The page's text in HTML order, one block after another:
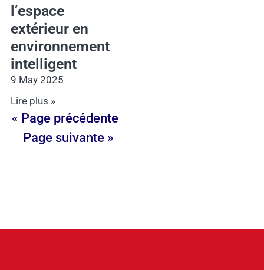
l’espace
extérieur en
environnement
intelligent
9 May 2025
Lire plus »
« Page précédente
Page suivante »